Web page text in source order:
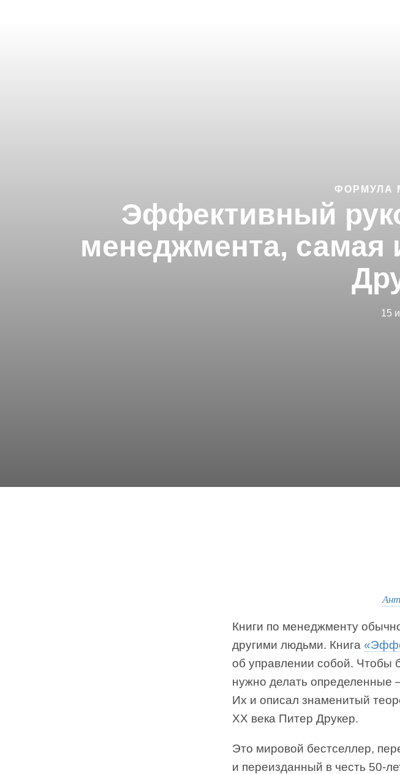
ФОРМУЛА
Эффективный
менеджмента, самая
15
Книги по менеджменту
другими людьми. Книга
об управлении собой. Чтобы
нужно делать
Их и описал знаменитый
XX века Питер Друкер.
Это мировой бестселлер,
и переизданный в честь 50-